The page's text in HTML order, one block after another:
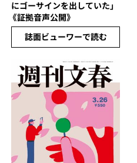
にゴーサインを出していた」
《証拠音声公開》
誌面ビューワーで読む